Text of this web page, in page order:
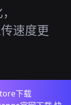
速度更
下载